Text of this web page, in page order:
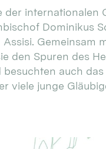
der internationalen
Dominikus
Assisi. Gemeinsam
den Spuren des
besuchten auch
viele junge